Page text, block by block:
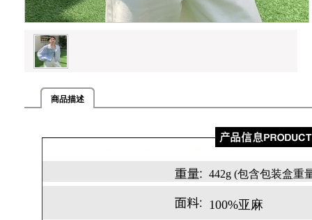
商品描述
442g (包含包装盒重
100%亚麻